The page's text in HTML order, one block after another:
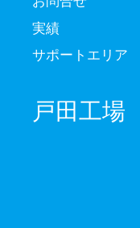
実績
サポートエリア
戸田工場